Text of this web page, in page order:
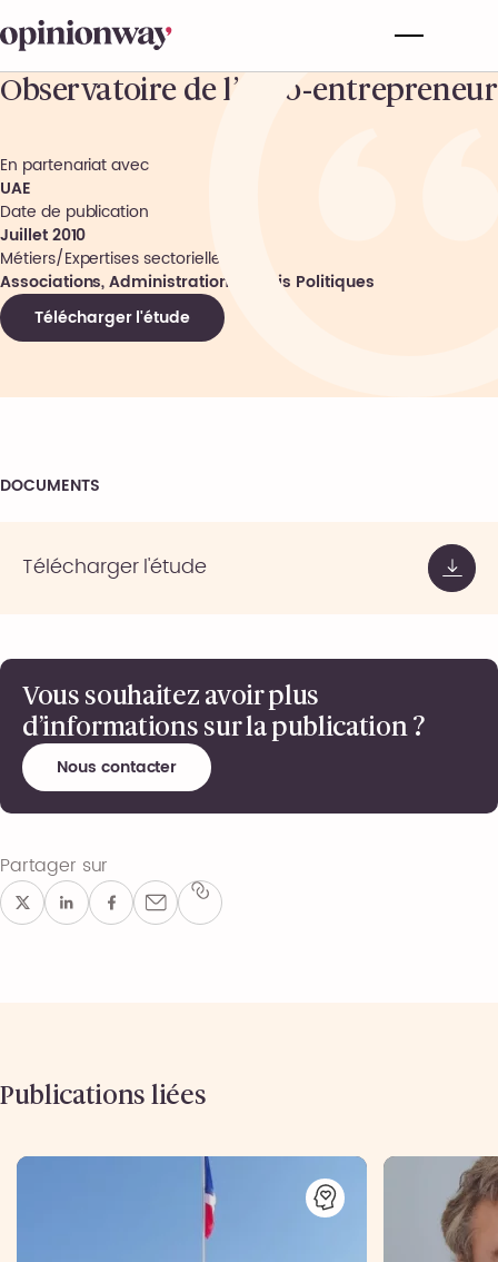
Observatoire de l’auto-entrepreneur
En partenariat avec
UAE
Date de publication
Juillet 2010
Métiers/Expertises sectorielles
Associations, Administrations, Partis Politiques
Télécharger l'étude
DOCUMENTS
Télécharger l'étude
Vous souhaitez avoir plus
d’informations sur la publication ?
Nous contacter
Partager sur
Publications liées